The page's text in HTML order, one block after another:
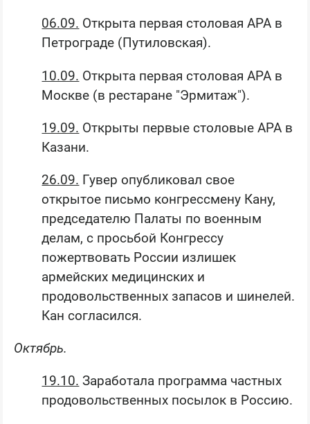
06.09. Открыта первая столовая АРА в
Петрограде (Путиловская).
10.09. Открыта первая столовая АРА в
Москве (в рестаране "Эрмитаж").
19.09. Открыты первые столовые АРА в
Казани.
26.09. Гувер опубликовал свое
открытое письмо конгрессмену Кану,
председателю Палаты по военным
делам, с просьбой Конгрессу
пожертвовать России излишек
армейских медицинских и
продовольственных запасов и шинелей.
Кан согласился.
Октябрь.
19.10. Заработала программа частных
продовольственных посылок в Россию.